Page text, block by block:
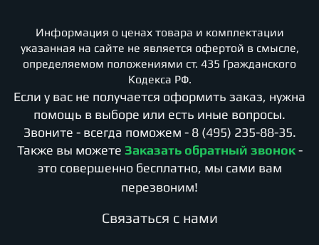
Информация о ценах товара и комплектации
указанная на сайте не является офертой в смысле,
определяемом положениями ст. 435 Гражданского
Кодекса РФ.
Если у вас не получается оформить заказ, нужна
помощь в выборе или есть иные вопросы.
Звоните - всегда поможем - 8 (495) 235-88-35.
Также вы можете Заказать обратный звонок -
это совершенно бесплатно, мы сами вам
перезвоним!
Cвязаться с нами